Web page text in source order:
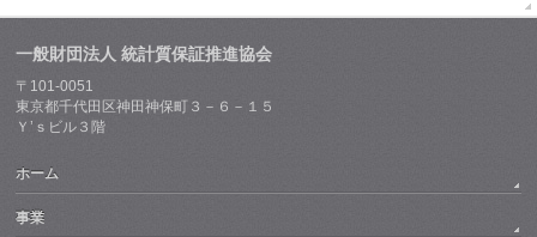
一般財団法人 統計質保証推進協会
〒101-0051
東京都千代田区神田神保町３－６－１５
Ｙ’ｓビル３階
ホーム
事業